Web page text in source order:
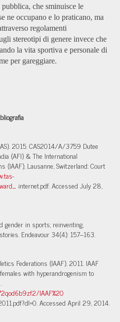
che sminuisce le
ne occupano e lo praticano, ma
regolamenti
stereotipi di genere invece che
la vita sportiva e personale di
per gareggiare.
2015. CAS2014/A/3759 Dutee
(AFI) & The International
(IAAF), Lausanne, Switzerland: Court
internet.pdf. Accessed July 28,
gender in sports; reinventing,
Endeavour 34(4): 157–163.
Federations (IAAF). 2011. IAAF
with hyperandrogenism to
IAAF%20
Accessed April 29, 2014.